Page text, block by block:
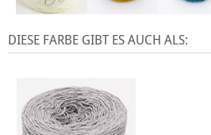
DIESE FARBE GIBT ES AUCH ALS: